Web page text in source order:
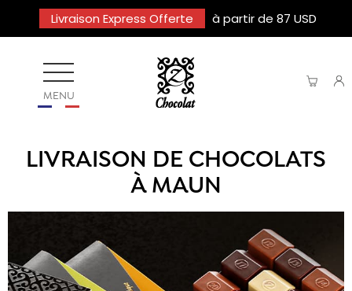
Livraison Express Offerte à partir de 87 USD
MENU
LIVRAISON DE CHOCOLATS
À MAUN